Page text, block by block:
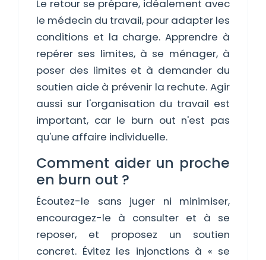
Le retour se prépare, idéalement avec
le médecin du travail, pour adapter les
conditions et la charge. Apprendre à
repérer ses limites, à se ménager, à
poser des limites et à demander du
soutien aide à prévenir la rechute. Agir
aussi sur l'organisation du travail est
important, car le burn out n'est pas
qu'une affaire individuelle.
Comment aider un proche
en burn out ?
Écoutez-le sans juger ni minimiser,
encouragez-le à consulter et à se
reposer, et proposez un soutien
concret. Évitez les injonctions à « se